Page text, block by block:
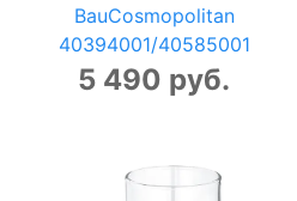
BauCosmopolitan
40394001/40585001
5 490 руб.